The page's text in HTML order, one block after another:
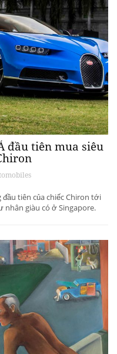
đầu tiên mua siêu
tiên của chiếc Chiron tới
giàu có ở Singapore.